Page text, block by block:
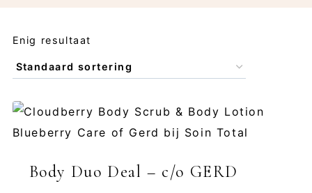
Enig resultaat
Body Duo Deal – c/o GERD